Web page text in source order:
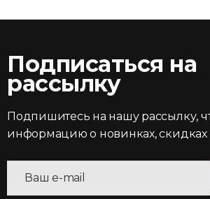
Подписаться на
рассылку
Подпишитесь на нашу рассылку,
информацию о новинках, скидках